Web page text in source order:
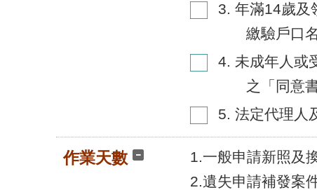
3. 年滿14歲及
繳驗戶口
4. 未成年人或
之「同意
5. 法定代理人
作業天數
1.一般申請新照及
2.遺失申請補發案